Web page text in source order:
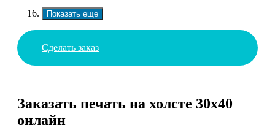
Показать еще
Сделать заказ
Заказать печать на холсте 30х40
онлайн